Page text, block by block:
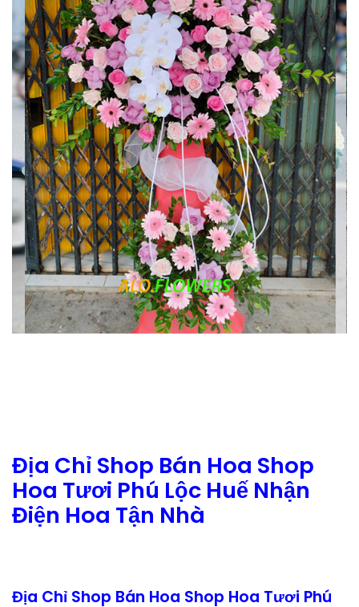
Địa Chỉ Shop Bán Hoa Shop
Hoa Tươi Phú Lộc Huế Nhận
Điện Hoa Tận Nhà
Địa Chỉ Shop Bán Hoa Shop Hoa Tươi Phú